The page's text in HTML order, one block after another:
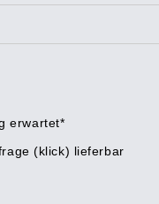
erwartet*
(klick) lieferbar